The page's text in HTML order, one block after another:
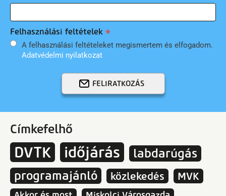
Felhasználási feltételek
A felhasználási feltételeket megismertem és elfogadom.
Adatvédelmi nyilatkozat
FELIRATKOZÁS
Címkefelhő
DVTK időjárás
labdarúgás
programajánló
közlekedés MVK